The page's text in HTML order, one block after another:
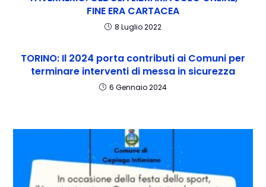
FINE ERA CARTACEA
8 Luglio 2022
TORINO: Il 2024 porta contributi ai Comuni per
terminare interventi di messa in sicurezza
6 Gennaio 2024